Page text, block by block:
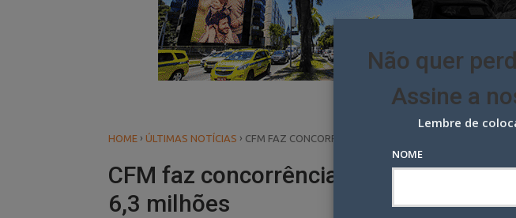
HOME › ÚLTIMAS NOTÍCIAS › CFM FAZ CONCORRÊNCIA DE PUBLICIDADE COM VERBA
CFM faz concorrência de publicidade
6,3 milhões
Não quer
Assine a
Lembre de
NOME